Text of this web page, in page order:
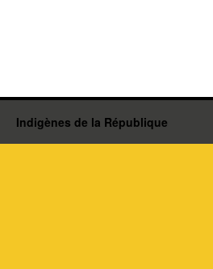
Indigènes de la République